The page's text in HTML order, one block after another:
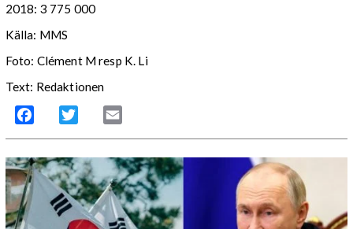
2018: 3 775 000
Källa: MMS
Foto: Clément M resp K. Li
Text: Redaktionen
Facebook Twitter